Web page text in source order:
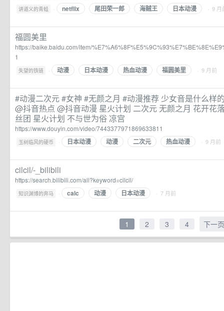
讲道义的青蛙 · netflix 尾田荣一郎 海贼王 日本动漫 · 9 月
福圆美里
https://baike.baidu.com/item/
1
失望的铁链 · 动漫 日本动漫 热血动漫 福圆美里 · 9 月前
#动漫二次元 #女神 #无颜之月 #动漫推荐 少女音是什么样
@抖音热点 @抖音动漫 星火计划 二次元 无颜之月 花开花
丝团 星火计划 不与世为俗 凉宫
https://www.douyin.com/video/7443377971869633811
玉树临风的硬币 · 日本动漫 动漫 二次元 热血动漫 · 9 月前
cilcil/-_bilibili
https://search.bilibili.com/all?keyword=cilcil/
知识渊博的奔马 · calc 动漫 日本动漫 · 7 月前
1 2 3 4 下一页